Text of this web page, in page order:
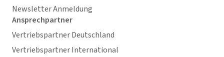
Newsletter Anmeldung
Ansprechpartner
Vertriebspartner Deutschland
Vertriebspartner International